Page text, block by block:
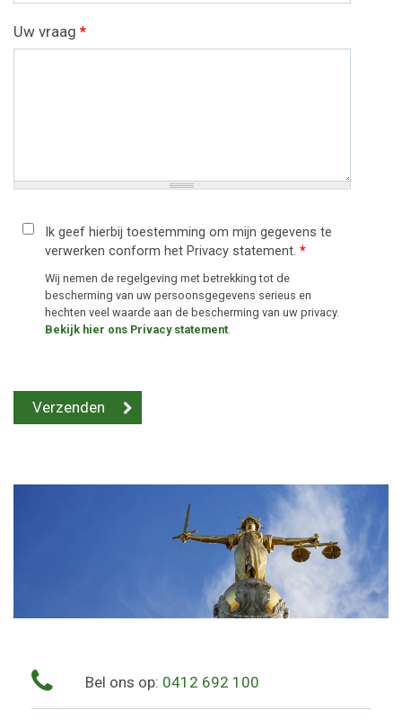
Uw vraag *
Ik geef hierbij toestemming om mijn gegevens te
verwerken conform het Privacy statement. *
Wij nemen de regelgeving met betrekking tot de
bescherming van uw persoonsgegevens serieus en
hechten veel waarde aan de bescherming van uw privacy.
Bekijk hier ons Privacy statement
Bel ons op: 0412 692 100